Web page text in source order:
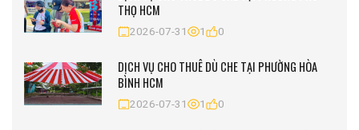
THỌ HCM
2026-07-31 1 0
DỊCH VỤ CHO THUÊ DÙ CHE TẠI PHƯỜNG HÒA
BÌNH HCM
2026-07-31 1 0